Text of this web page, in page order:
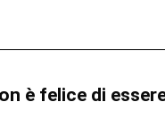
è felice di